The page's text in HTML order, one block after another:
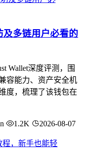
及多链用户必看的
Wallet深度评测，围
容能力、资产安全机
度，梳理了该钱包在
1.2K 2026-08-07